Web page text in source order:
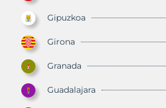
Gipuzkoa
Girona
Granada
Guadalajara